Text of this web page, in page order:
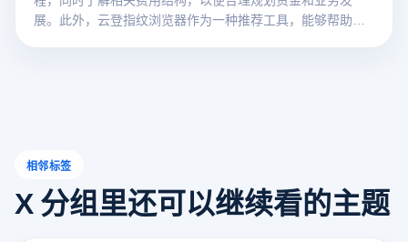
展。此外，云登指纹浏览器作为一种推荐工具，能够帮助卖
相邻标签
X 分组里还可以继续看的主题